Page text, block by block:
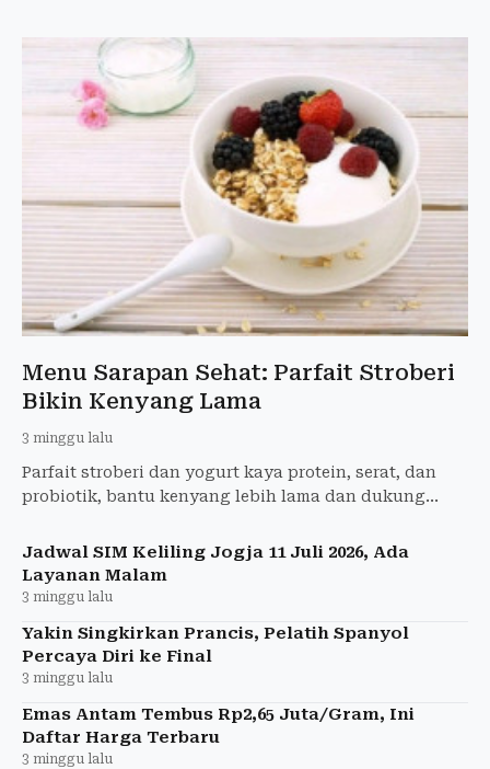
Menu Sarapan Sehat: Parfait Stroberi
Bikin Kenyang Lama
3 minggu lalu
Parfait stroberi dan yogurt kaya protein, serat, dan
probiotik, bantu kenyang lebih lama dan dukung
Jadwal SIM Keliling Jogja 11 Juli 2026, Ada
Layanan Malam
3 minggu lalu
Yakin Singkirkan Prancis, Pelatih Spanyol
Percaya Diri ke Final
3 minggu lalu
Emas Antam Tembus Rp2,65 Juta/Gram, Ini
Daftar Harga Terbaru
3 minggu lalu